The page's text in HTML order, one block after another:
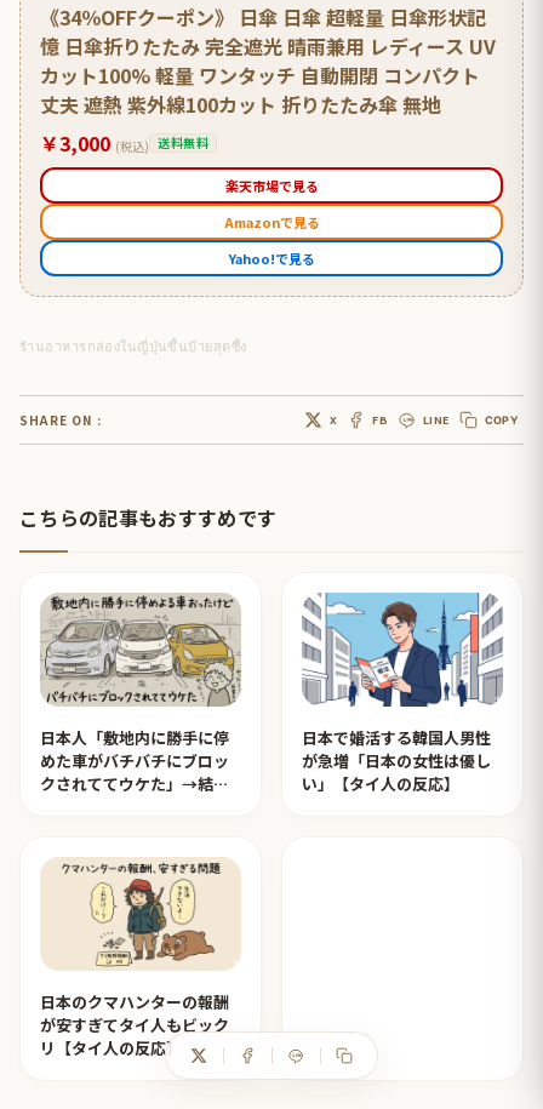
《34％OFFクーポン》 日傘 日傘 超軽量 日傘形状記
憶 日傘折りたたみ 完全遮光 晴雨兼用 レディース UV
カット100% 軽量 ワンタッチ 自動開閉 コンパクト
丈夫 遮熱 紫外線100カット 折りたたみ傘 無地
￥3,000 (税込) 送料無料
楽天市場で見る
Amazonで見る
Yahoo!で見る
ร้านอาหารกล่องในญี่ปุ่นขึ้นป้ายสุดซึ้ง
SHARE ON : X FB LINE COPY
こちらの記事もおすすめです
日本人「敷地内に勝手に停
めた車がバチバチにブロッ
クされててウケた」→結末
日本で婚活する韓国人男性
が急増「日本の女性は優し
い」【タイ人の反応】
日本のクマハンターの報酬
が安すぎてタイ人もビック
リ【タイ人の反応】